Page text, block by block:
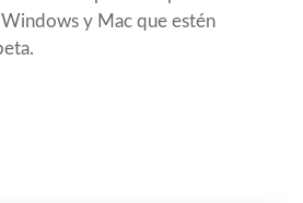
y Mac que estén